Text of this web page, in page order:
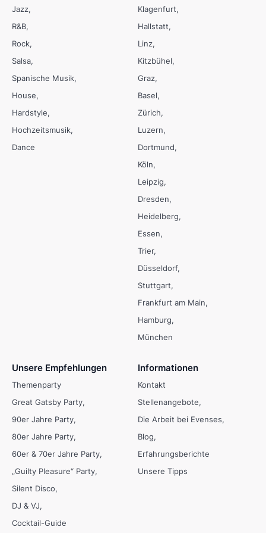
Jazz
R&B
Rock
Salsa
Spanische Musik
House
Hardstyle
Hochzeitsmusik
Dance
Klagenfurt
Hallstatt
Linz
Kitzbühel
Graz
Basel
Zürich
Luzern
Dortmund
Köln
Leipzig
Dresden
Heidelberg
Essen
Trier
Düsseldorf
Stuttgart
Frankfurt am Main
Hamburg
München
Unsere Empfehlungen
Themenparty
Great Gatsby Party
90er Jahre Party
80er Jahre Party
60er & 70er Jahre Party
„Guilty Pleasure“ Party
Silent Disco
DJ & VJ
Cocktail-Guide
Informationen
Kontakt
Stellenangebote
Die Arbeit bei Evenses
Blog
Erfahrungsberichte
Unsere Tipps